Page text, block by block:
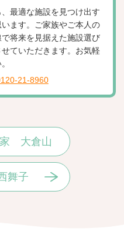
最適な施設を見つけ出す
ます。ご家族やご本人の
将来を見据えた施設選び
ていただきます。お気軽
21-8960
大倉山
舞子